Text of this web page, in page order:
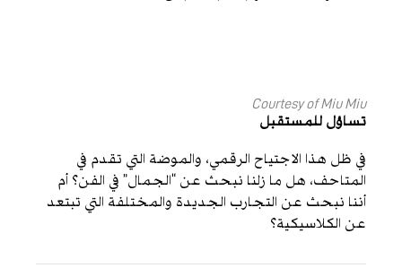
Courtesy of Miu Miu
تساؤل للمستقبل
في ظل هذا الاجتياح الرقمي، والموضة التي تقدم في
المتاحف، هل ما زلنا نبحث عن “الجمال” في الفن؟ أم
أننا نبحث عن التجارب الجديدة والمختلفة التي تبتعد
عن الكلاسيكية؟